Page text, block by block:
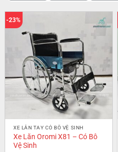
-23%
XE LĂN TAY CÓ BÔ VỆ SINH
Xe Lăn Oromi X81 – Có Bô
Vệ Sinh